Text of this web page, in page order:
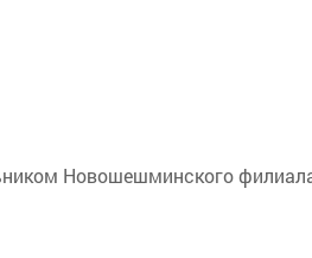
Новошешминского